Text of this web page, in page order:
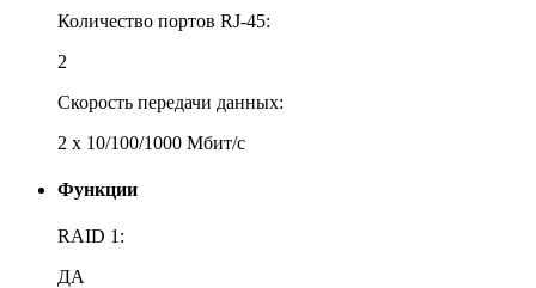
Количество портов RJ-45:
2
Скорость передачи данных:
2 х 10/100/1000 Мбит/с
Функции
RAID 1:
ДА